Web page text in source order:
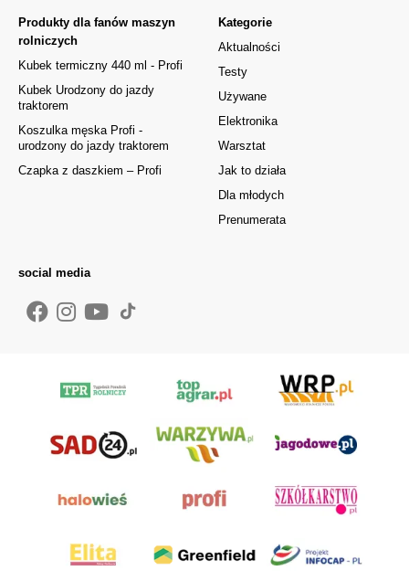
Kategorie
Aktualności
Testy
Używane
Elektronika
Warsztat
Jak to działa
Dla młodych
Prenumerata
Produkty dla fanów maszyn
rolniczych
Kubek termiczny 440 ml - Profi
Kubek Urodzony do jazdy
traktorem
Koszulka męska Profi -
urodzony do jazdy traktorem
Czapka z daszkiem – Profi
social media